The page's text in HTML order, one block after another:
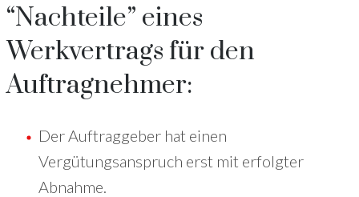
“Nachteile” eines
Werkvertrags für den
Auftragnehmer:
Der Auftraggeber hat einen
Vergütungsanspruch erst mit erfolgter
Abnahme.